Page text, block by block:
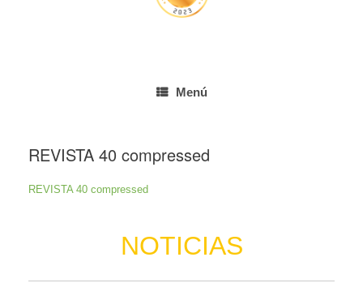
Menú
REVISTA 40 compressed
REVISTA 40 compressed
NOTICIAS